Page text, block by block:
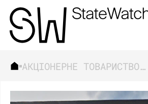
АКЦІОНЕРНЕ ТОВАРИСТВО “ЖИТОМИРОБЛЕНЕРГО”